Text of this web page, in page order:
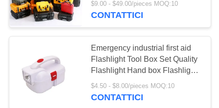
NOI
ALLA
FABBRICA
Cassetta di pronto
soccorso portatile
77
$9.00 - $49.00/pieces MOQ:10
CONTATTICI
Emergency industrial first aid
Flashlight Tool Box Set Quality
Flashlight Hand box Flashlight
Tool box case
$4.50 - $8.00/pieces MOQ:10
CONTATTICI